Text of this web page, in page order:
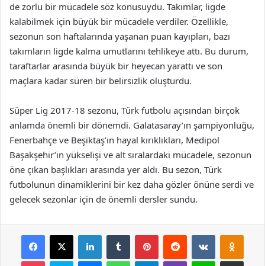
de zorlu bir mücadele söz konusuydu. Takımlar, ligde
kalabilmek için büyük bir mücadele verdiler. Özellikle,
sezonun son haftalarında yaşanan puan kayıpları, bazı
takımların ligde kalma umutlarını tehlikeye attı. Bu durum,
taraftarlar arasında büyük bir heyecan yarattı ve son
maçlara kadar süren bir belirsizlik oluşturdu.
Süper Lig 2017-18 sezonu, Türk futbolu açısından birçok
anlamda önemli bir dönemdi. Galatasaray’ın şampiyonluğu,
Fenerbahçe ve Beşiktaş’ın hayal kırıklıkları, Medipol
Başakşehir’in yükselişi ve alt sıralardaki mücadele, sezonun
öne çıkan başlıkları arasında yer aldı. Bu sezon, Türk
futbolunun dinamiklerini bir kez daha gözler önüne serdi ve
gelecek sezonlar için de önemli dersler sundu.
Facebook
X LinkedInTumblr PinterestReddit VKontakte
Pocket Skype MessengerWhatsAppTelegramViber Line E-Posta ile